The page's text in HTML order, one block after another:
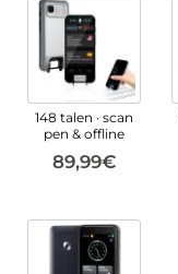
148 talen · scan
pen & offline
89,99€